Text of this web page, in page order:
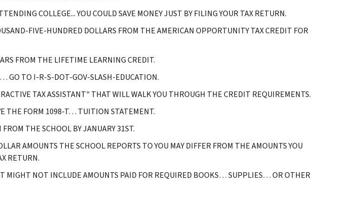
COLLEGE... YOU COULD SAVE MONEY JUST BY FILING YOUR TAX RETURN.
FIVE-HUNDRED DOLLARS FROM THE AMERICAN OPPORTUNITY TAX CREDIT FOR
FROM THE LIFETIME LEARNING CREDIT.
GO TO I-R-S-DOT-GOV-SLASH-EDUCATION.
TAX ASSISTANT" THAT WILL WALK YOU THROUGH THE CREDIT REQUIREMENTS.
THE FORM 1098-T… TUITION STATEMENT.
THE SCHOOL BY JANUARY 31ST.
AMOUNTS THE SCHOOL REPORTS TO YOU MAY DIFFER FROM THE AMOUNTS YOU
RETURN.
MIGHT NOT INCLUDE AMOUNTS PAID FOR REQUIRED BOOKS… SUPPLIES… OR OTHER